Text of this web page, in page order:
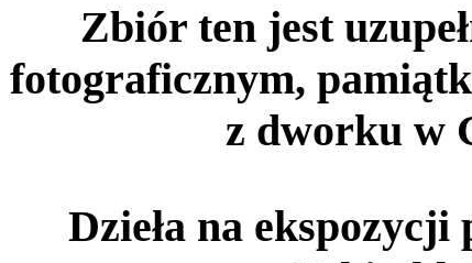
Zbiór ten jest
fotograficznym,
z dworku w
Dzieła na